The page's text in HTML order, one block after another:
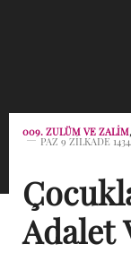
009. ZULÜM VE ZALIM,
PAZ 9 ZILKADE
Adalet